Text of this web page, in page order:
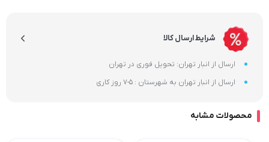
شرایط ارسال کالا
ارسال از انبار تهران: تحویل فوری در تهران
ارسال از انبار تهران به شهرستان : 5-7 روز کاری
محصولات مشابه